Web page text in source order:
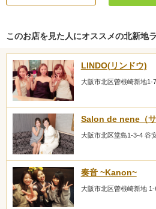
このお店を見た人にオススメの北新地
LINDO(リンドウ)
大阪市北区曽根崎新地1-
Salon de nene（サ
大阪市北区堂島1-3-4 谷
奏音 ~Kanon~
大阪市北区曽根崎新地